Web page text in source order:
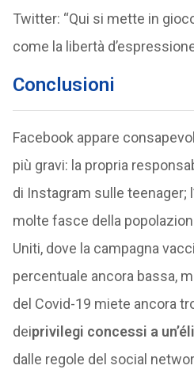
Twitter: “Qui si mette in
come la libertà
Conclusioni
Facebook appare
più gravi: la propria
di Instagram sulle teenager;
molte fasce della
Uniti, dove la campagna
percentuale ancora bassa,
del Covid-19 miete ancora
deiprivilegi concessi a
dalle regole del social